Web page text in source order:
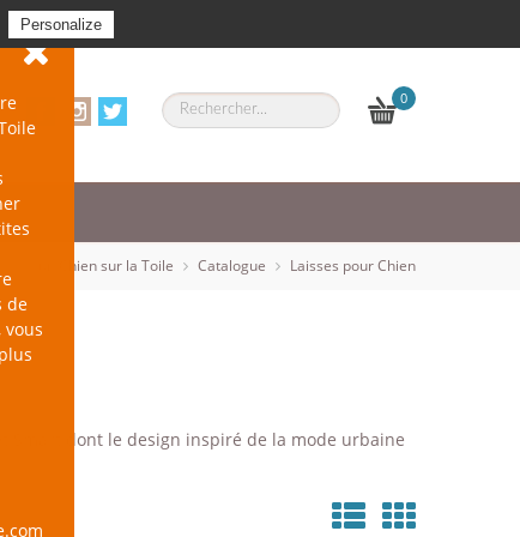
de
vous
0
un Chien sur la Toile Catalogue Laisses pour Chien
Smart dont le design inspiré de la mode urbaine
Personalize